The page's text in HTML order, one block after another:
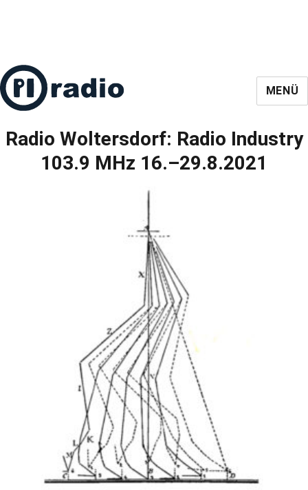
MENÜ
Radio Woltersdorf: Radio Industry
103.9 MHz 16.–29.8.2021